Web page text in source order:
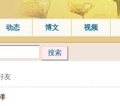
动态 博文 视频
搜索
友